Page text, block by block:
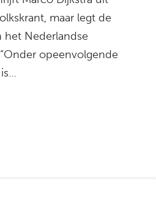
maar legt de
het Nederlandse
opeenvolgende